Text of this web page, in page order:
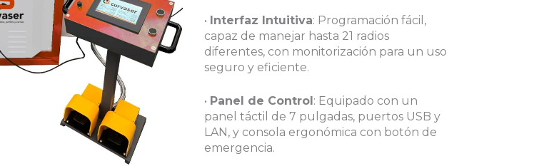
• Interfaz Intuitiva: Programación fácil,
capaz de manejar hasta 21 radios
diferentes, con monitorización para un uso
seguro y eficiente.
• Panel de Control : Equipado con un
panel táctil de 7 pulgadas, puertos USB y
LAN, y consola ergonómica con botón de
emergencia.